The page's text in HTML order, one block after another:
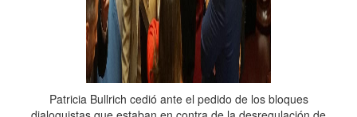
Patricia Bullrich cedió ante el pedido de los bloques